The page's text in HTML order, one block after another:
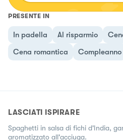
amo contaminare e
modo mio; tra dolce e salato
primi e secondi piatti amo i primi
Chest è ...
PRESENTE IN
In padella Al risparmio
Cena romantica
Compleanno
LASCIATI ISPIRARE
Spaghetti in salsa di fichi d'India,
aromatizzato all'acciuga.